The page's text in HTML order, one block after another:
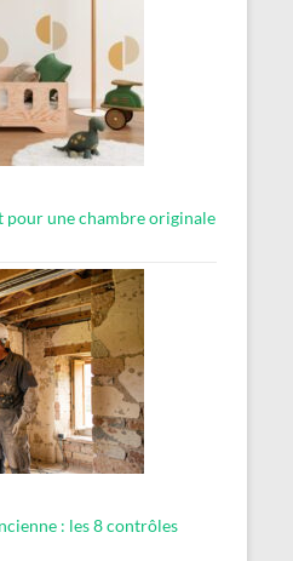
pour une chambre originale
: les 8 contrôles